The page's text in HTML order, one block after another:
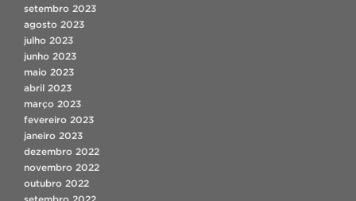
setembro 2023
agosto 2023
julho 2023
junho 2023
maio 2023
abril 2023
março 2023
fevereiro 2023
janeiro 2023
dezembro 2022
novembro 2022
outubro 2022